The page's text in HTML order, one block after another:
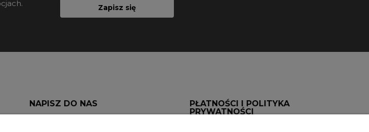
Zapisz się
NAPISZ DO NAS
PŁATNOŚCI I POLITYKA
PRYWATNOŚCI